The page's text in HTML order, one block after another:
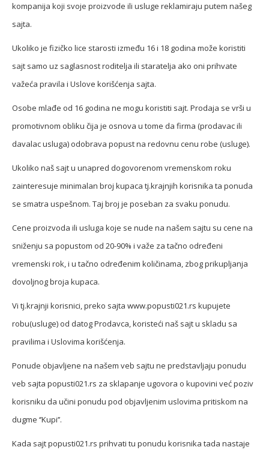
kompanija koji svoje proizvode ili usluge reklamiraju putem našeg
sajta.
Ukoliko je fizičko lice starosti između 16 i 18 godina može koristiti
sajt samo uz saglasnost roditelja ili staratelja ako oni prihvate
važeća pravila i Uslove korišćenja sajta.
Osobe mlađe od 16 godina ne mogu koristiti sajt. Prodaja se vrši u
promotivnom obliku čija je osnova u tome da firma (prodavac ili
davalac usluga) odobrava popust na redovnu cenu robe (usluge).
Ukoliko naš sajt u unapred dogovorenom vremenskom roku
zainteresuje minimalan broj kupaca tj.krajnjih korisnika ta ponuda
se smatra uspešnom. Taj broj je poseban za svaku ponudu.
Cene proizvoda ili usluga koje se nude na našem sajtu su cene na
sniženju sa popustom od 20-90% i važe za tačno određeni
vremenski rok, i u tačno određenim količinama, zbog prikupljanja
dovoljnog broja kupaca.
Vi tj.krajnji korisnici, preko sajta www.popusti021.rs kupujete
robu(usluge) od datog Prodavca, koristeći naš sajt u skladu sa
pravilima i Uslovima korišćenja.
Ponude objavljene na našem veb sajtu ne predstavljaju ponudu
veb sajta popusti021.rs za sklapanje ugovora o kupovini već poziv
korisniku da učini ponudu pod objavljenim uslovima pritiskom na
dugme ‘’Kupi’’.
Kada sajt popusti021.rs prihvati tu ponudu korisnika tada nastaje